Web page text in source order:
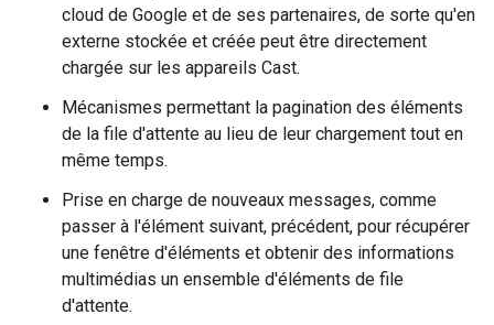
cloud de Google et de ses partenaires, de sorte qu'en
externe stockée et créée peut être directement
chargée sur les appareils Cast.
Mécanismes permettant la pagination des éléments
de la file d'attente au lieu de leur chargement tout en
même temps.
Prise en charge de nouveaux messages, comme
passer à l'élément suivant, précédent, pour récupérer
une fenêtre d'éléments et obtenir des informations
multimédias un ensemble d'éléments de file
d'attente.